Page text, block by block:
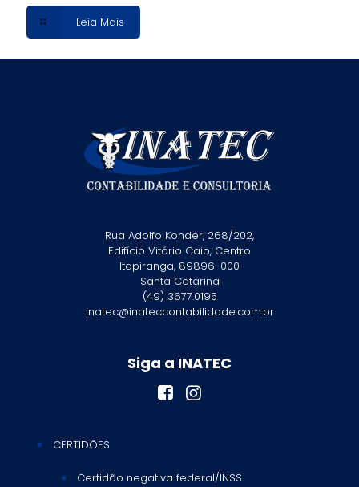
Leia Mais
Rua Adolfo Konder, 268/202,
Edifício Vitório Caio, Centro
Itapiranga, 89896-000
Santa Catarina
(49) 3677.0195
inatec@inateccontabilidade.com.br
Siga a INATEC
CERTIDÕES
Certidão negativa federal/INSS